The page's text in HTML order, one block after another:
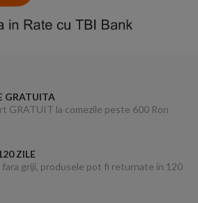
GRATUITA
GRATUIT la comezile peste 600 Ron
ZILE
fara griji, produsele pot fi returnate in 120